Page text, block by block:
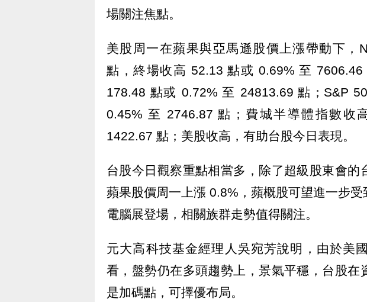
場關注焦點。
美股周一在蘋果與亞馬遜股價上漲帶動下，
點，終場收高 52.13 點或 0.69% 至
178.48 點或 0.72% 至 24813.69 點；S&P
0.45% 至 2746.87 點；費城半導體指數收
1422.67 點；美股收高，有助台股今日表現。
台股今日觀察重點相當多，除了超級股東會的
蘋果股價周一上漲 0.8%，蘋概股可望進一步
電腦展登場，相關族群走勢值得關注。
元大高科技基金經理人吳宛芳說明，由於美
看，盤勢仍在多頭趨勢上，景氣平穩，台股在
是加碼點，可擇優布局。